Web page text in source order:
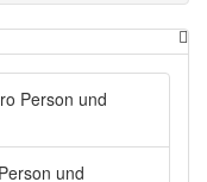
Person und
und